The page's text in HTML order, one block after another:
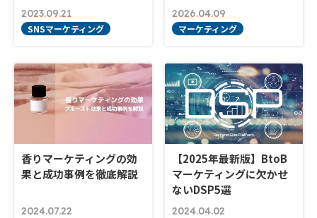
2023.09.21
SNSマーケティング
2026.04.09
マーケティング
香りマーケティングの効
果と成功事例を徹底解説
2024.07.22
【2025年最新版】BtoB
マーケティングに欠かせ
ないDSP5選
2024.04.02